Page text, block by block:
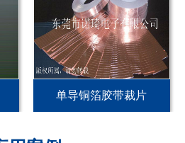
单导铜箔胶带裁片